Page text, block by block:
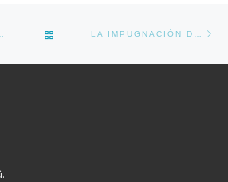
BACK TO POST LIST